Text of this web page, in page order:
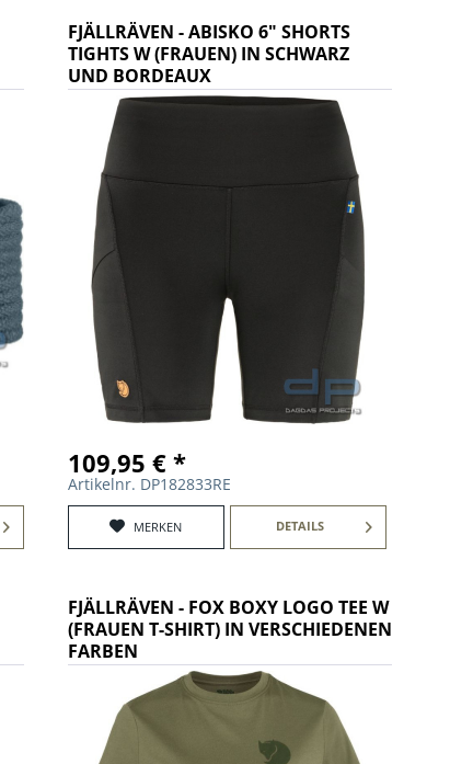
FJÄLLRÄVEN - ABISKO 6" SHORTS
TIGHTS W (FRAUEN) IN SCHWARZ
UND BORDEAUX
109,95 € *
Artikelnr. DP182833RE
MERKEN DETAILS
FJÄLLRÄVEN - FOX BOXY LOGO TEE W
(FRAUEN T-SHIRT) IN VERSCHIEDENEN
FARBEN